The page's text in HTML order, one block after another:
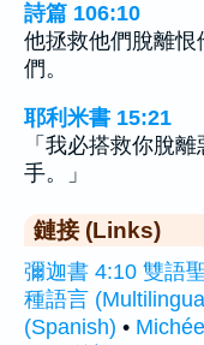
詩篇 106:10
他拯救他們脫離
們。
耶利米書 15:21
「我必搭救你脫
手。」
鏈接 (Links)
彌迦書 4:10 雙語
種語言
(Spanish) •